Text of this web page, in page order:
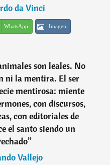
da Vinci
WhatsApp Imagen
son leales. No
ni la mentira. El ser
mentirosa: miente
con discursos,
con editoriales de
el santo siendo un
”
Vallejo